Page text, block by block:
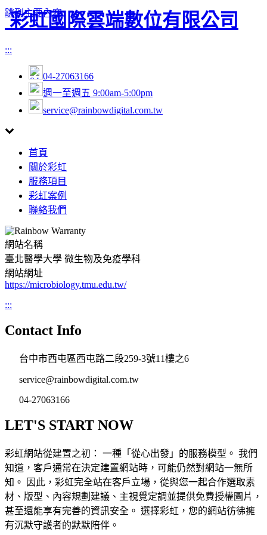
跳到主要內容
彩虹國際雲端數位有限公司
:::
04-27063166
週一至週五 9:00am-5:00pm
service@rainbowdigital.com.tw
Toggle
navigation
首頁
關於彩虹
服務項目
彩虹案例
聯絡我們
網站名稱
臺北醫學大學 微生物及免疫學科
網站網址
https://microbiology.tmu.edu.tw/
:::
Contact Info
台中市西屯區西屯路二段259-3號11樓之6
service@rainbowdigital.com.tw
04-27063166
LET'S START NOW
彩虹網站從建置之初： 一種「從心出發」的服務模型。 我們
知道，客戶通常在決定建置網站時，可能仍然對網站一無所
知。 因此，彩虹完全站在客戶立場，從與您一起合作選取素
材、版型、內容規劃建議、主視覺定調並提供免費授權圖片，
甚至還能享有完善的資訊安全。 選擇彩虹，您的網站彷彿擁
有沉默守護者的默默陪伴。